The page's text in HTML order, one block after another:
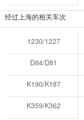
经过上海的相关车次
1230/1227
D84/D81
K190/K187
K359/K362